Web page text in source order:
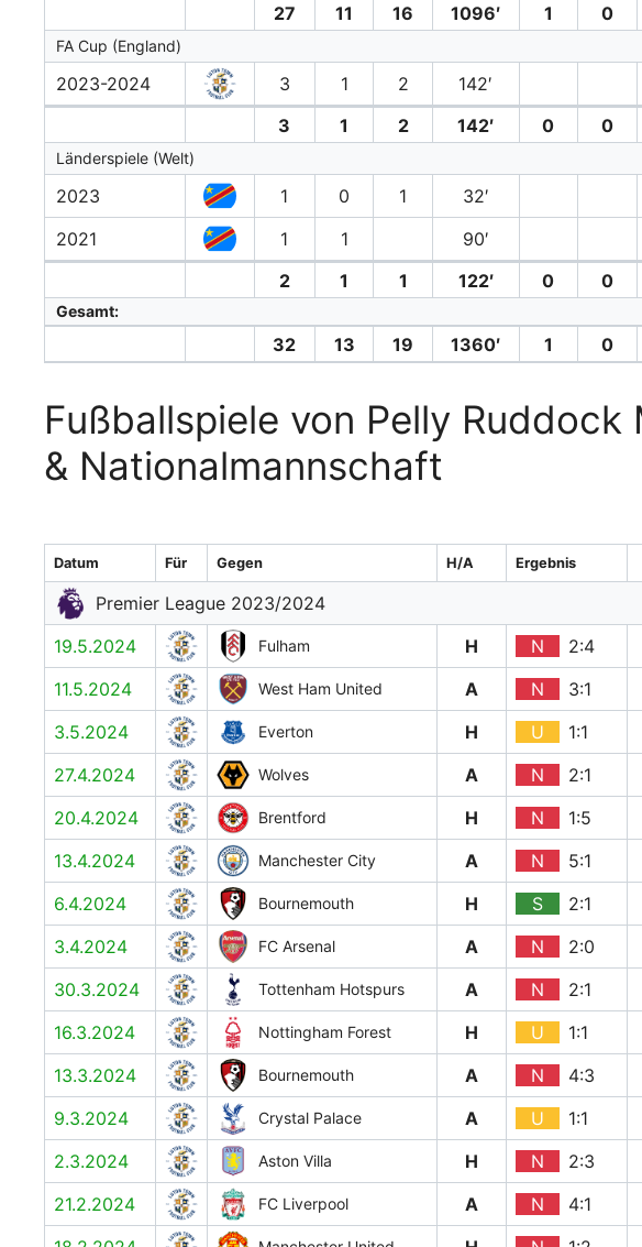
27 11 16 1096′ 1 0
FA Cup (England)
2023-2024 3 1 2 142′
3 1 2 142′ 0 0
Länderspiele (Welt)
2023 1 0 1 32′
2021 1 1
90′
2
1 1 122′ 0 0
Gesamt:
32 13 19 1360′ 1 0
Fußballspiele von Pelly Ruddock
& Nationalmannschaft
Datum Für Gegen H/A Ergebnis
Premier League 2023/2024
19.5.2024
Fulham H N 2:4
11.5.2024 West Ham United A N
3:1
3.5.2024
Everton H U
1:1
27.4.2024
Wolves A N
2:1
20.4.2024
Brentford H N 1:5
13.4.2024 Manchester City A N 5:1
6.4.2024 Bournemouth H S
2:1
3.4.2024
FC Arsenal A N 2:0
30.3.2024 Tottenham Hotspurs A N 2:1
16.3.2024 Nottingham Forest H U 1:1
13.3.2024 Bournemouth A N 4:3
9.3.2024 Crystal Palace A U
1:1
2.3.2024
Aston Villa H N 2:3
21.2.2024 FC Liverpool A N 4:1